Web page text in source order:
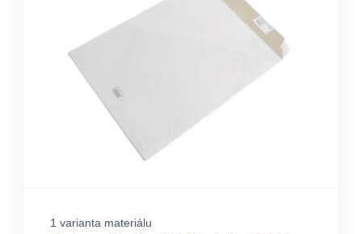
1 varianta materiálu